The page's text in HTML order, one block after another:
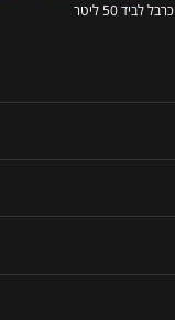
כרבל לביד 50 ליטר